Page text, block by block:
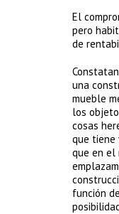
El
pero
de
una
mueble
los
cosas
que tiene
que en el
función